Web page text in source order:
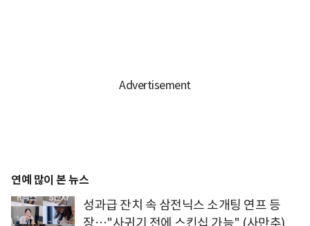
연예 많이 본 뉴스
성과급 잔치 속 삼전닉스 소개팅 연프 등